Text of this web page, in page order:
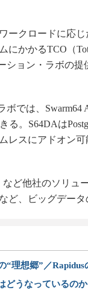
ークロードに応
かかるTCO（
ション・ラボの
では、Swarm64
る。S64DAは
レスにアドオン
など他社のソリュ
ど、ビッグデータ
“理想郷”／
どうなっているの